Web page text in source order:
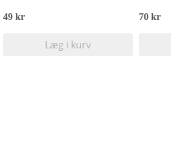
49 kr
Læg i kurv
70 kr